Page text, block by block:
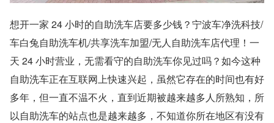
想开一家 24 小时的自助洗车店要多少钱？宁波车净洗科技/
车白兔自助洗车机/共享洗车加盟/无人自助洗车店代理！一
天 24 小时营业，无需看守的自助洗车你见过吗？如今这种
自助洗车正在互联网上快速兴起，虽然它存在的时间也有好
多年，但一直不温不火，直到近期被越来越多人所熟知，所
以自助洗车的站点也是越来越多，不知道你所在地区有没有